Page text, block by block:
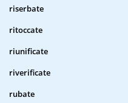
riserbate
ritoccate
riunificate
riverificate
rubate